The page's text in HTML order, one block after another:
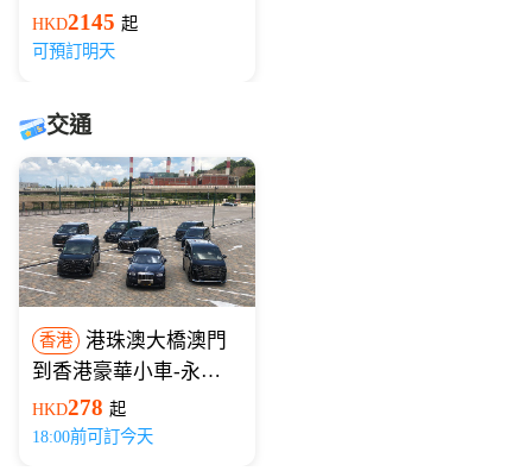
橋）
HKD2145 起
可預訂明天
交通
香港
港珠澳大橋澳門
到香港豪華小車-永東
巴士
HKD278 起
18:00前可訂今天